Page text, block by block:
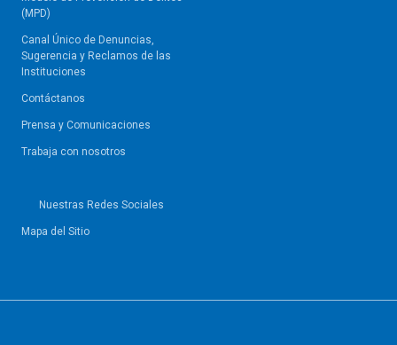
(MPD)
Canal Único de Denuncias,
Sugerencia y Reclamos de las
Instituciones
Contáctanos
Prensa y Comunicaciones
Trabaja con nosotros
Nuestras Redes Sociales
Mapa del Sitio